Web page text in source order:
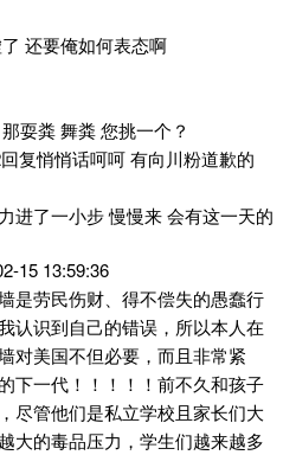
还要俺如何表态啊
耍粪 舞粪 您挑一个？
复悄悄话呵呵 有向川粉道歉的
进了一小步 慢慢来 会有这一天的
15 13:59:36
是劳民伤财、得不偿失的愚蠢行
认识到自己的错误，所以本人在
对美国不但必要，而且非常紧
下一代！！！！！前不久和孩子
尽管他们是私立学校且家长们大
大的毒品压力，学生们越来越多